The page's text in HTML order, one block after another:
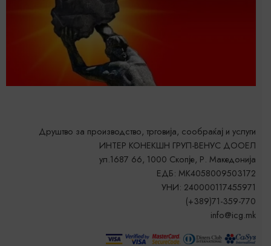
Друштво за производство, трговија, сообраќај и услуги
ИНТЕР КОНЕКШН ГРУП-ВЕНУС ДООЕЛ
ул.1687 66, 1000 Скопје, Р. Македонија
ЕДБ: MK4058009503172
УНИ: 240000117455971
(+389)71-359-770
info@icg.mk